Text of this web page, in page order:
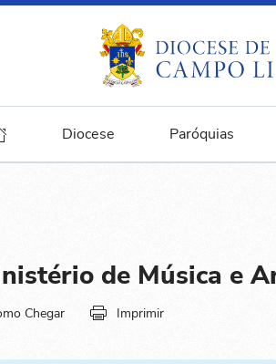
Diocese Paróquias
de Música e
Chegar Imprimir